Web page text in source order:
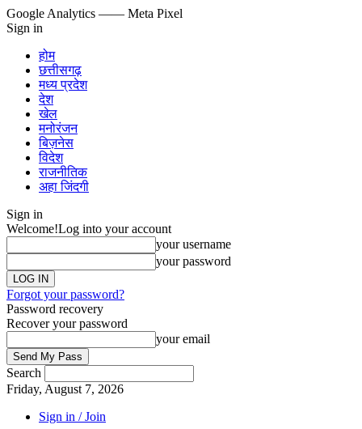
Google Analytics —— Meta Pixel
Sign in
होम
छत्तीसगढ़
मध्य प्रदेश
देश
खेल
मनोरंजन
बिज़नेस
विदेश
राजनीतिक
अहा जिंदगी
Sign in
Welcome!Log into your account
your username
your password
Forgot your password?
Password recovery
Recover your password
your email
Search
Friday, August 7, 2026
Sign in / Join